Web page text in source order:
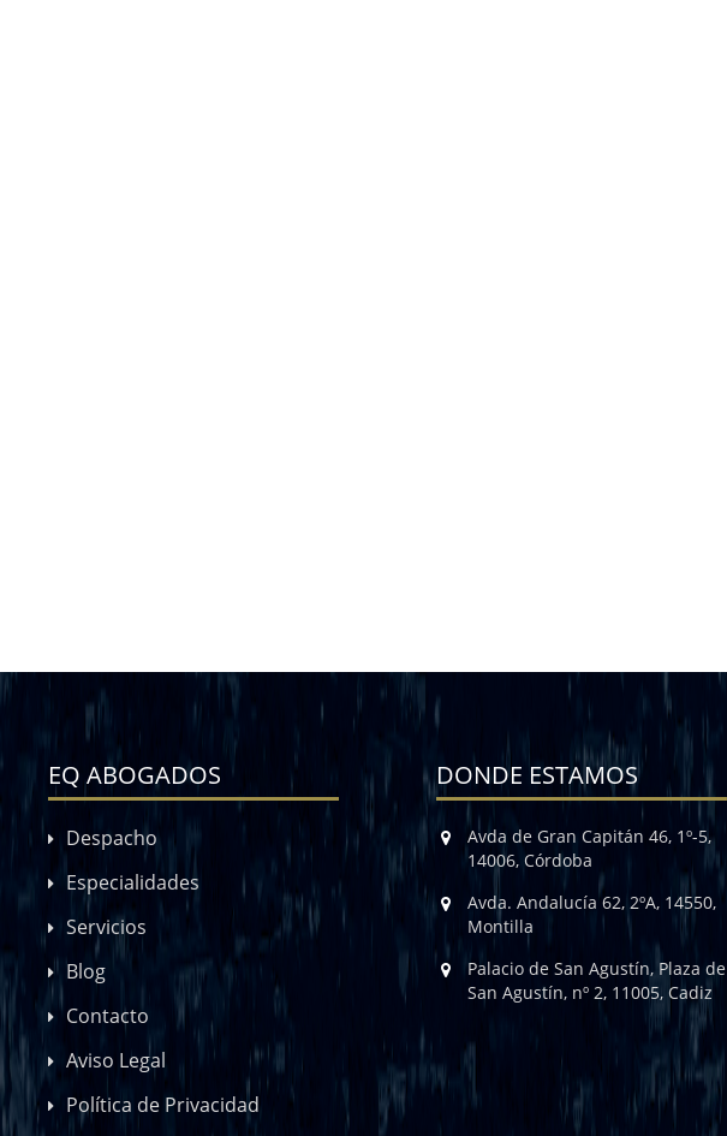
EQ ABOGADOS
Despacho
Especialidades
Servicios
Blog
Contacto
Aviso Legal
Política de Privacidad
DONDE ESTAMOS
Avda de Gran Capitán 46, 1º-5,
14006, Córdoba
Avda. Andalucía 62, 2ºA, 14550,
Montilla
Palacio de San Agustín, Plaza de
San Agustín, nº 2, 11005, Cadiz